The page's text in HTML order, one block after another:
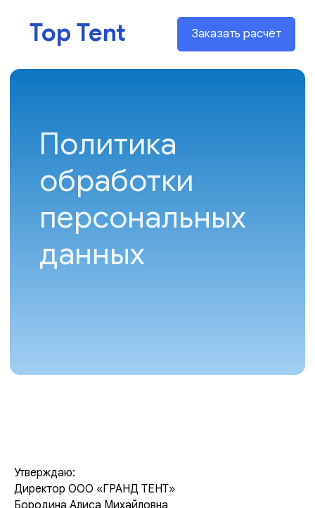
Заказать расчёт
Top Tent
обработки
персональных
данных
Утверждаю:
Директор ООО «ГРАНД ТЕНТ»
Бородина Алиса Михайловна